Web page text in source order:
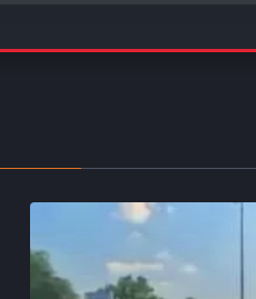
MGK toplantısı sona erdi: Bildiri
VIDEOYU İZLE